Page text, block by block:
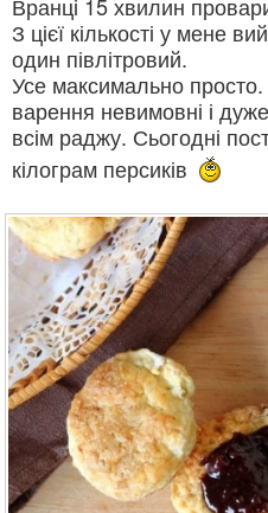
Вранці 15 хвилин
З цієї кількості у мене
один півлітровий.
Усе максимально
варення невимовні і
всім раджу. Сьогодні
кілограм персиків